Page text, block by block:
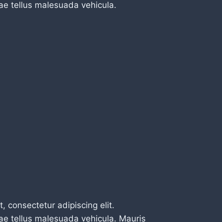
tellus malesuada vehicula.
consectetur adipiscing elit.
tellus malesuada vehicula. Mauris